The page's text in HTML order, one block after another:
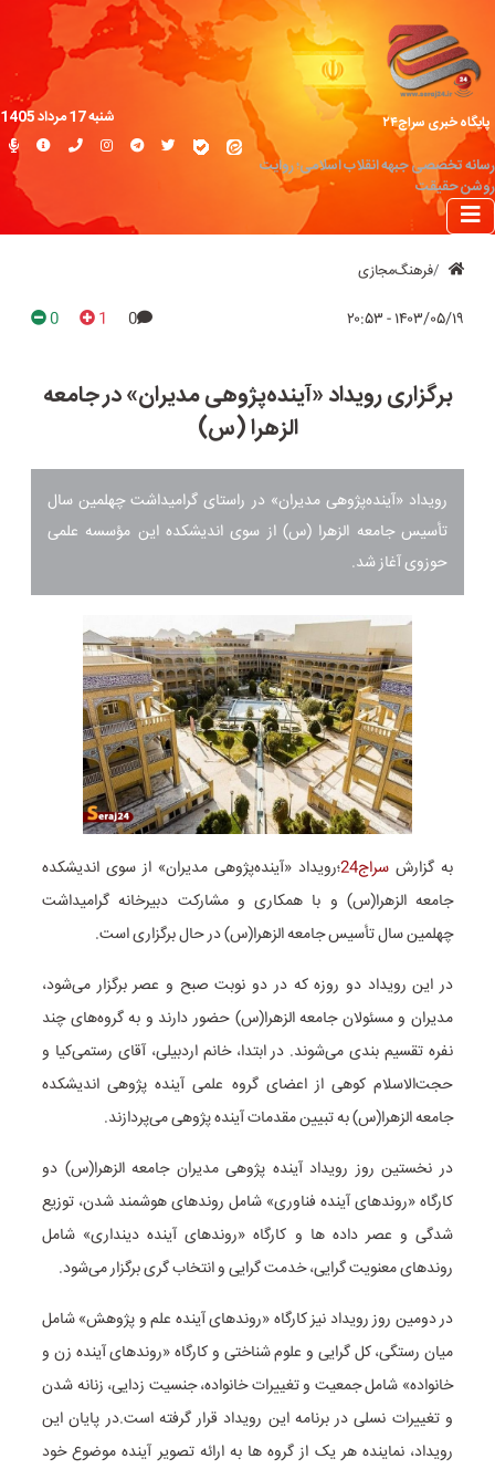
پایگاه خبری سراج۲۴
رسانه تخصصی جبهه انقلاب اسلامی؛ روایت
روشن حقیقت
شنبه 17 مرداد 1405
فرهنگ‌مجازی
۱۴۰۳/۰۵/۱۹ - ۲۰:۵۳ 0
1
0
برگزاری رویداد «آینده‌پژوهی مدیران» در جامعه
الزهرا (س)
رویداد «آینده‌پژوهی مدیران» در راستای گرامیداشت چهلمین سال
تأسیس جامعه الزهرا (س) از سوی اندیشکده این مؤسسه علمی
حوزوی آغاز شد.
به گزارش سراج24
؛رویداد «آینده‌پژوهی مدیران» از سوی اندیشکده
جامعه الزهرا(س) و با همکاری و مشارکت دبیرخانه گرامیداشت
چهلمین سال تأسیس جامعه الزهرا(س) در حال برگزاری است.
در این رویداد دو روزه که در دو نوبت صبح و عصر برگزار می‌شود،
مدیران و مسئولان جامعه الزهرا(س) حضور دارند و به گروه‌های چند
نفره تقسیم بندی می‌شوند. در ابتدا، خانم اردبیلی، آقای رستمی‌کیا و
حجت‌الاسلام کوهی از اعضای گروه علمی آینده پژوهی اندیشکده
جامعه الزهرا(س) به تبیین مقدمات آینده پژوهی می‌پردازند.
در نخستین روز رویداد آینده پژوهی مدیران جامعه الزهرا(س) دو
کارگاه «روندهای آینده فناوری» شامل روندهای هوشمند شدن، توزیع
شدگی و عصر داده ها و کارگاه «روندهای آینده دینداری» شامل
روندهای معنویت گرایی، خدمت گرایی و انتخاب گری برگزار می‌شود.
در دومین روز رویداد نیز کارگاه «روندهای آینده علم و پژوهش» شامل
میان رستگی، کل گرایی و علوم شناختی و کارگاه «روندهای آینده زن و
خانواده» شامل جمعیت و تغییرات خانواده، جنسیت زدایی، زنانه شدن
و تغییرات نسلی در برنامه این رویداد قرار گرفته است.در پایان این
رویداد، نماینده هر یک از گروه ها به ارائه تصویر آینده موضوع خود